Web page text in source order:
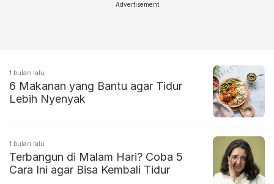
Advertisement
1 bulan lalu
6 Makanan yang Bantu agar Tidur
Lebih Nyenyak
1 bulan lalu
Terbangun di Malam Hari? Coba 5
Cara Ini agar Bisa Kembali Tidur